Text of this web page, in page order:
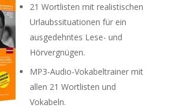
21 Wortlisten mit realistischen
Urlaubssituationen für ein
ausgedehntes Lese- und
Hörvergnügen.
MP3-Audio-Vokabeltrainer mit
allen 21 Wortlisten und
Vokabeln.